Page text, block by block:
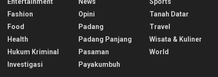
Fashion
Food
Health
Hukum Kriminal
Investigasi
Opini
Padang
Padang Panjang
Pasaman
Payakumbuh
Tanah Datar
Travel
Wisata & Kuliner
World